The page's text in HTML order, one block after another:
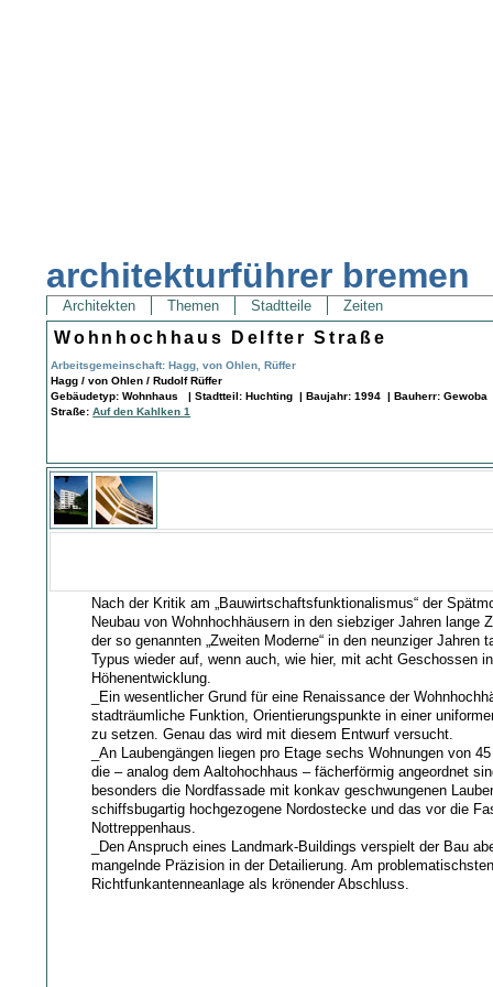
architekturführer bremen
Architekten Themen Stadtteile Zeiten
Wohnhochhaus Delfter Straße
Arbeitsgemeinschaft: Hagg, von Ohlen, Rüffer
Hagg / von Ohlen / Rudolf Rüffer
Gebäudetyp: Wohnhaus | Stadtteil: Huchting | Baujahr: 1994 | Bauherr: Gewoba
Straße:Auf den Kahlken 1
Nach der Kritik am „Bauwirtschaftsfunktionalismus“ der
Neubau von Wohnhochhäusern in den siebziger Jahren lange
der so genannten „Zweiten Moderne“ in den neunziger Jahren
Typus wieder auf, wenn auch, wie hier, mit acht Geschossen
Höhenentwicklung.
_Ein wesentlicher Grund für eine Renaissance der
stadträumliche Funktion, Orientierungspunkte in einer
zu setzen. Genau das wird mit diesem Entwurf versucht.
_An Laubengängen liegen pro Etage sechs Wohnungen von
die – analog dem Aaltohochhaus – fächerförmig angeordnet
besonders die Nordfassade mit konkav geschwungenen
schiffsbugartig hochgezogene Nordostecke und das vor die
Nottreppenhaus.
_Den Anspruch eines Landmark-Buildings verspielt der Bau
mangelnde Präzision in der Detailierung. Am
Richtfunkantenneanlage als krönender Abschluss.